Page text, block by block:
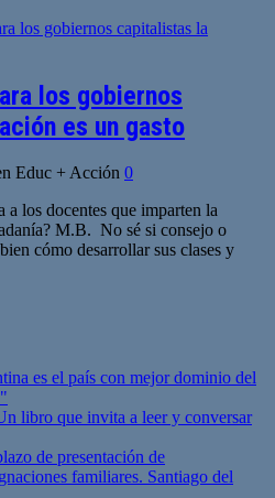
los gobiernos
es un gasto
Educ + Acción 0
a los docentes que imparten la
M.B. No sé si consejo o
cómo desarrollar sus clases y